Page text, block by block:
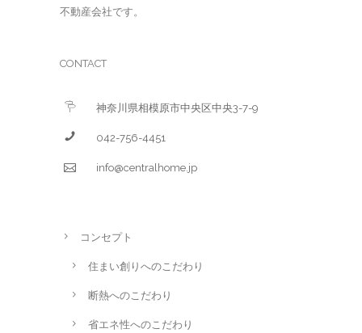
不動産会社です。
CONTACT
神奈川県相模原市中央区中央3-7-9
042-756-4451
info@centralhome.jp
コンセプト
住まい創りへのこだわり
断熱へのこだわり
省エネ性へのこだわり